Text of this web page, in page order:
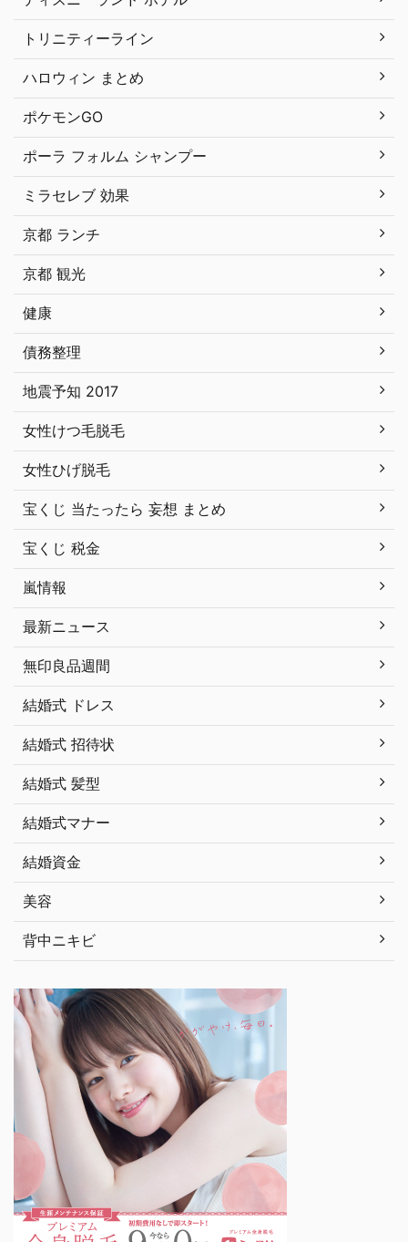
トリニティーライン
ハロウィン まとめ
ポケモンGO
ポーラ フォルム シャンプー
ミラセレブ 効果
京都 ランチ
京都 観光
健康
債務整理
地震予知 2017
女性けつ毛脱毛
女性ひげ脱毛
宝くじ 当たったら 妄想 まとめ
宝くじ 税金
嵐情報
最新ニュース
無印良品週間
結婚式 ドレス
結婚式 招待状
結婚式 髪型
結婚式マナー
結婚資金
美容
背中ニキビ